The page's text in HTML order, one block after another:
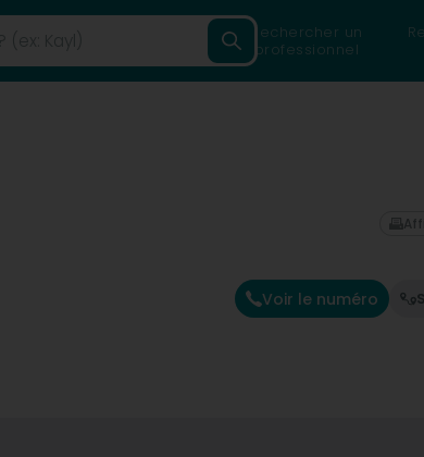
Rechercher un
professionnel
Voir le numéro